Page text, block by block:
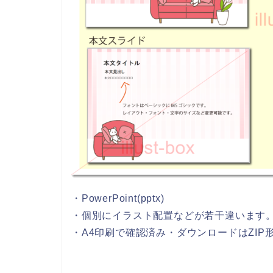
・PowerPoint(pptx)
・個別にイラスト配置などが若干違います
・A4印刷で確認済み・ダウンロードはZIP